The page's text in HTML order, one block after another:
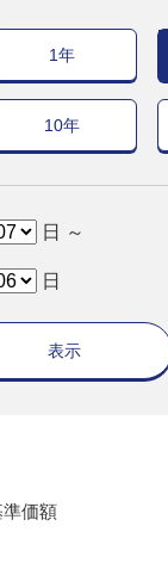
1年
10年
日 ～
日
表示
価額